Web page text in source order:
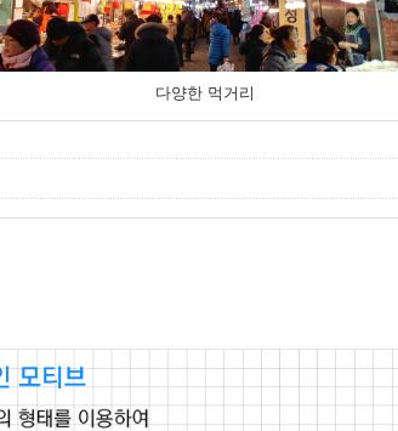
다양한 먹거리